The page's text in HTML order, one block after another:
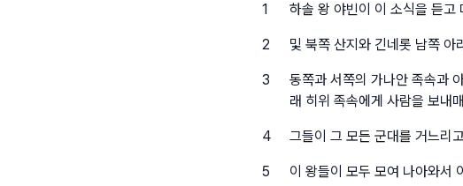
1 하솔 왕 야빈이 이 소식을 듣고
2 및 북쪽 산지와 긴네롯 남쪽 아
3
동쪽과 서쪽의 가나안 족속과
래 히위 족속에게 사람을 보내매
4 그들이 그 모든 군대를 거느리
5 이 왕들이 모두 모여 나아와서